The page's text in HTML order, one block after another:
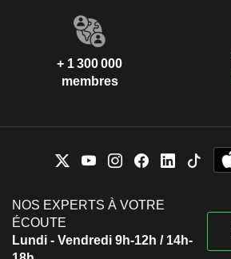
+ 1 300 000
membres
NOS EXPERTS À VOTRE
ÉCOUTE
Lundi - Vendredi 9h-12h / 14h-